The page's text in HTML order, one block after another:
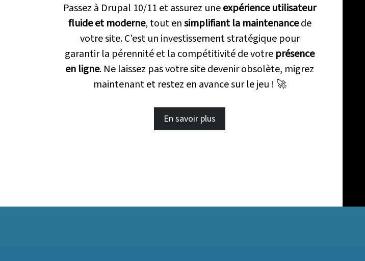
Passez à Drupal 10/11 et assurez uneexpérience utilisateur
fluide et moderne, tout ensimplifiant la maintenancede
votre site. C’est un investissement stratégique pour
garantir la pérennité et la compétitivité de votre présence
en ligne. Ne laissez pas votre site devenir obsolète, migrez
maintenant et restez en avancesur le jeu ! 🚀
En savoir plus